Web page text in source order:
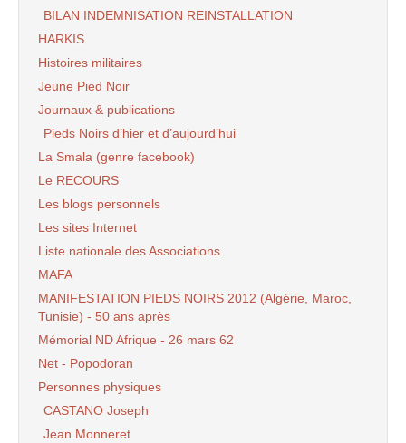
BILAN INDEMNISATION REINSTALLATION
HARKIS
Histoires militaires
Jeune Pied Noir
Journaux & publications
Pieds Noirs d’hier et d’aujourd’hui
La Smala (genre facebook)
Le RECOURS
Les blogs personnels
Les sites Internet
Liste nationale des Associations
MAFA
MANIFESTATION PIEDS NOIRS 2012 (Algérie, Maroc,
Tunisie) - 50 ans après
Mémorial ND Afrique - 26 mars 62
Net - Popodoran
Personnes physiques
CASTANO Joseph
Jean Monneret